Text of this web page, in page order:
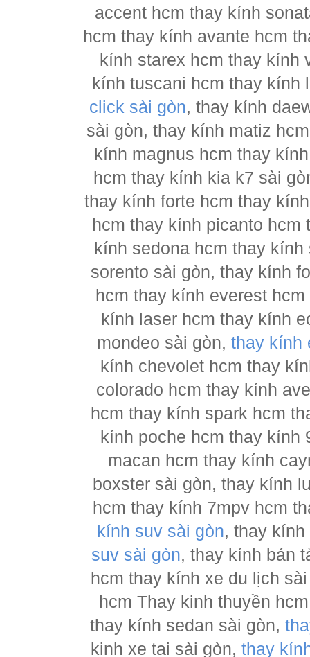
accent hcm thay kính
hcm thay kính avante hcm
kính starex hcm thay kính
kính tuscani hcm thay
click sài gòn, thay kính
sài gòn, thay kính matiz
kính magnus hcm thay
hcm thay kính kia k7 sài
thay kính forte hcm thay
hcm thay kính picanto
kính sedona hcm thay
sorento sài gòn, thay kính
hcm thay kính everest
kính laser hcm thay kính
mondeo sài gòn, thay kính
kính chevolet hcm thay
colorado hcm thay kính
hcm thay kính spark hcm
kính poche hcm thay kính
macan hcm thay kính
boxster sài gòn, thay kính
hcm thay kính 7mpv hcm
kính suv sài gòn, thay
suv sài gòn, thay kính bán
hcm thay kính xe du lịch
hcm Thay kinh thuyền
thay kính sedan sài gòn,
kinh xe tai sài gòn, thay